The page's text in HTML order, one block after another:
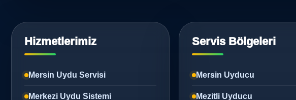
Hizmetlerimiz
Mersin Uydu Servisi
Merkezi Uydu Sistemi
Servis Bölgeleri
Mersin Uyducu
Mezitli Uyducu